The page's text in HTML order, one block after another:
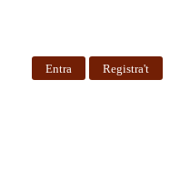
Entra Registra't